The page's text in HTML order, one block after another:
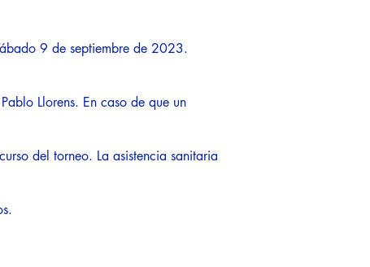
9 de septiembre de 2023.
Llorens. En caso de que un
del torneo. La asistencia sanitaria